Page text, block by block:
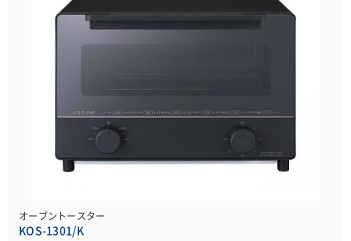
オーブントースター
KOS-1301/K